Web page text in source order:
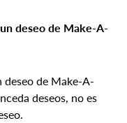
deseo de Make-A-
de Make-A-
deseos, no es